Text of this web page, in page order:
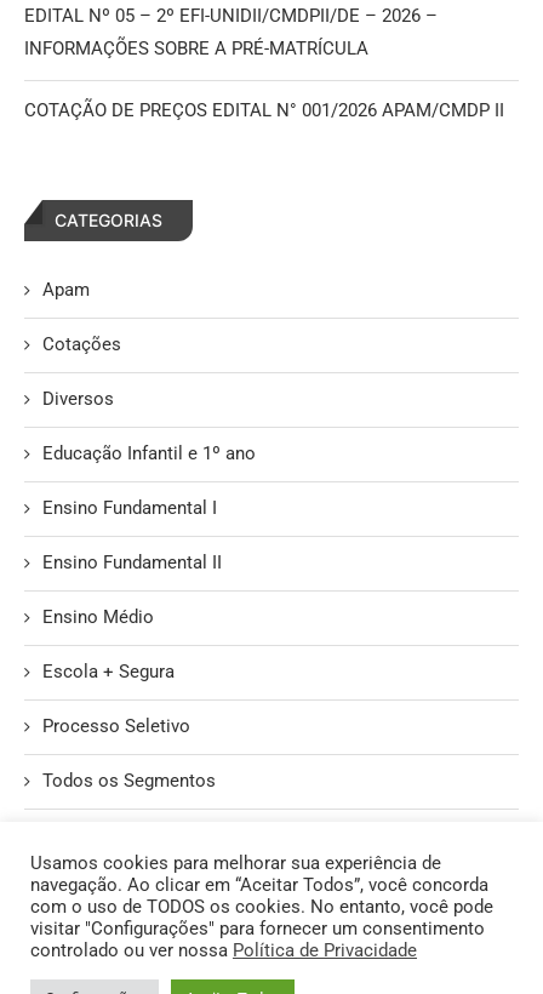
EDITAL Nº 05 – 2º EFI-UNIDII/CMDPII/DE – 2026 –
INFORMAÇÕES SOBRE A PRÉ-MATRÍCULA
COTAÇÃO DE PREÇOS EDITAL N° 001/2026 APAM/CMDP II
CATEGORIAS
Apam
Cotações
Diversos
Educação Infantil e 1º ano
Ensino Fundamental I
Ensino Fundamental II
Ensino Médio
Escola + Segura
Processo Seletivo
Todos os Segmentos
Usamos cookies para melhorar sua experiência de
navegação. Ao clicar em “Aceitar Todos”, você concorda
com o uso de TODOS os cookies. No entanto, você pode
visitar "Configurações" para fornecer um consentimento
controlado ou ver nossa Política de Privacidade